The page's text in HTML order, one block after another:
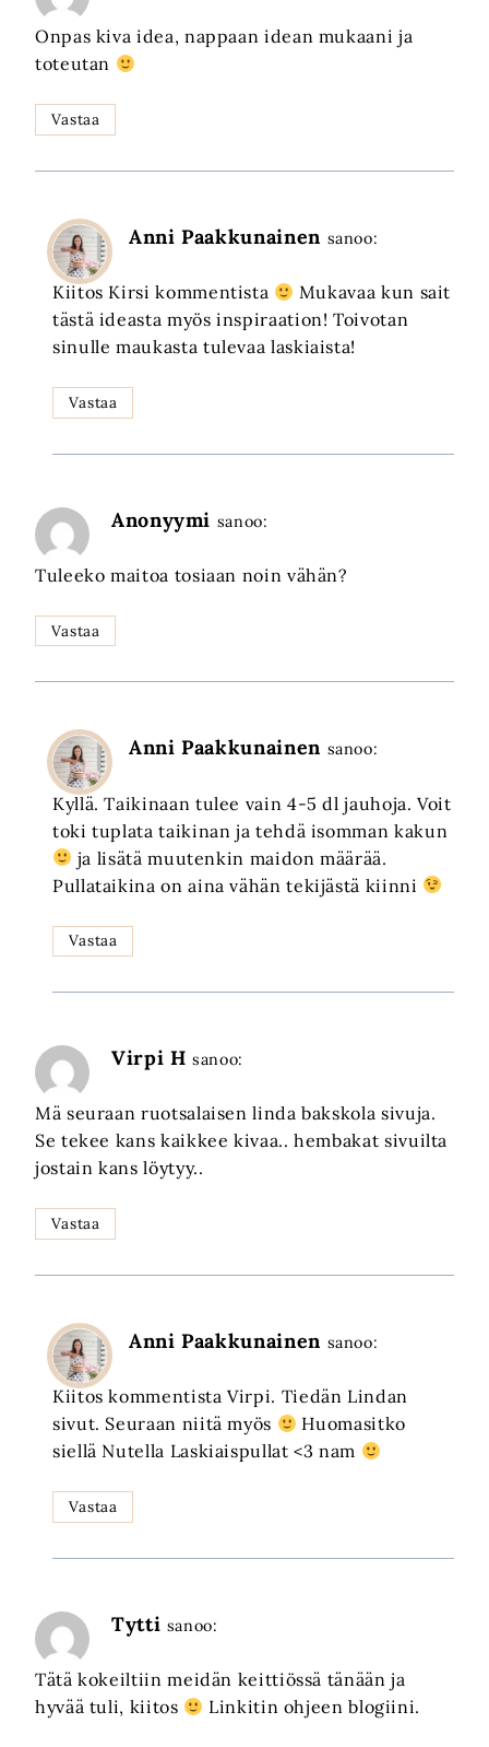
Onpas kiva idea, nappaan idean mukaani ja
toteutan
Vastaa
Anni Paakkunainen sanoo:
Kiitos Kirsi kommentista
Mukavaa kun sait
tästä ideasta myös inspiraation! Toivotan
sinulle maukasta tulevaa laskiaista!
Vastaa
Anonyymi sanoo:
Tuleeko maitoa tosiaan noin vähän?
Vastaa
Anni Paakkunainen sanoo:
Kyllä. Taikinaan tulee vain 4-5 dl jauhoja. Voit
toki tuplata taikinan ja tehdä isomman kakun
ja lisätä muutenkin maidon määrää.
Pullataikina on aina vähän tekijästä kiinni
Vastaa
Virpi H sanoo:
Mä seuraan ruotsalaisen linda bakskola sivuja.
Se tekee kans kaikkee kivaa.. hembakat sivuilta
jostain kans löytyy..
Vastaa
Anni Paakkunainen sanoo:
Kiitos kommentista Virpi. Tiedän Lindan
sivut. Seuraan niitä myös
Huomasitko
siellä Nutella Laskiaispullat <3 nam
Vastaa
Tytti sanoo:
Tätä kokeiltiin meidän keittiössä tänään ja
hyvää tuli, kiitos
Linkitin ohjeen blogiini.